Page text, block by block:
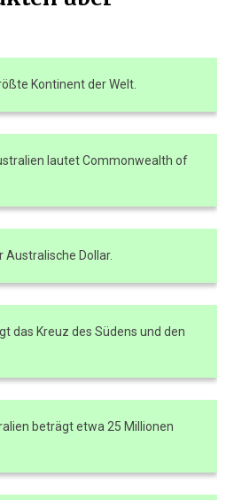
Kontinent der Welt.
lautet Commonwealth of
Australische Dollar.
das Kreuz des Südens und den
beträgt etwa 25 Millionen